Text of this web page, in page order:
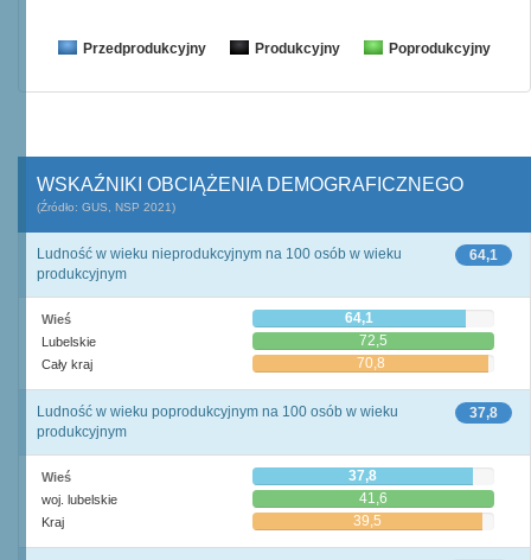
Przedprodukcyjny Produkcyjny Poprodukcyjny
WSKAŹNIKI OBCIĄŻENIA DEMOGRAFICZNEGO
(Źródło: GUS, NSP 2021)
64,1
Ludność w wieku nieprodukcyjnym na 100 osób w wieku
produkcyjnym
Wieś 64,1
Lubelskie 72,5
Cały kraj 70,8
37,8
Ludność w wieku poprodukcyjnym na 100 osób w wieku
produkcyjnym
Wieś 37,8
woj. lubelskie 41,6
Kraj 39,5